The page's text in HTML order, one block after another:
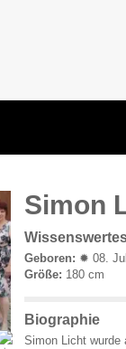
Simon
Geboren: ✹ 08.
Größe: 180 cm
Biographie
Simon Licht wurde